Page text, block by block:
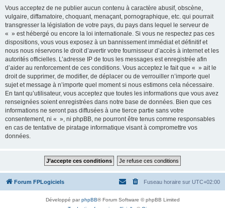
Vous acceptez de ne publier aucun contenu à caractère abusif, obscène,
vulgaire, diffamatoire, choquant, menaçant, pornographique, etc. qui pourrait
transgresser la législation de votre pays, du pays dans lequel le serveur de
« » est hébergé ou encore la loi internationale. Si vous ne respectez pas ces
dispositions, vous vous exposez à un bannissement immédiat et définitif et
nous nous réservons le droit d’avertir votre fournisseur d’accès à internet et les
autorités officielles. L’adresse IP de tous les messages est enregistrée afin
d’aider au renforcement de ces conditions. Vous acceptez le fait que « » ait le
droit de supprimer, de modifier, de déplacer ou de verrouiller n’importe quel
sujet et message à n’importe quel moment si nous estimons cela nécessaire.
En tant qu’utilisateur, vous acceptez que toutes les informations que vous avez
renseignées soient enregistrées dans notre base de données. Bien que ces
informations ne seront pas diffusées à une tierce partie sans votre
consentement, ni « », ni phpBB, ne pourront être tenus comme responsables
en cas de tentative de piratage informatique visant à compromettre vos
données.
Forum FPLogiciels Fuseau horaire sur UTC+02:00
Développé parphpBB® Forum Software © phpBB Limited